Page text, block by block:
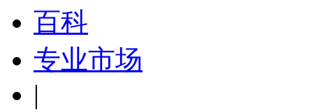
百科
专业市场
|